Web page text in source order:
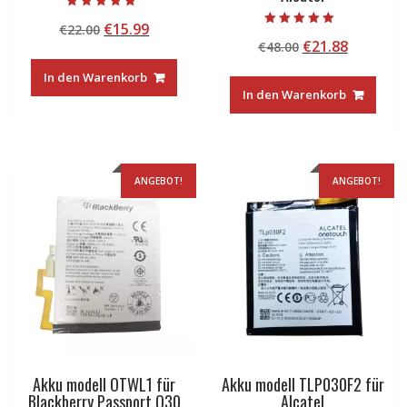
5.00
von 5
€22.00 Ursprünglicher
war:
€22.00
€15.99Aktueller
ist:
€15.99.
In den Warenkorb
4.50
von 5
€48.00 Ursprünglicher
war:
€48.00
€21.88
ist:
€21.88.
In den Warenkorb
ANGEBOT!
Akku modell OTWL1 für
Blackberry Passport Q30
ANGEBOT!
Akku modell TLP030F2 für
Alcatel